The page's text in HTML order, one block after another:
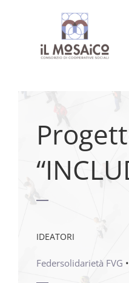
Servizio
IDEATORI
Federsolidarietà FVG •